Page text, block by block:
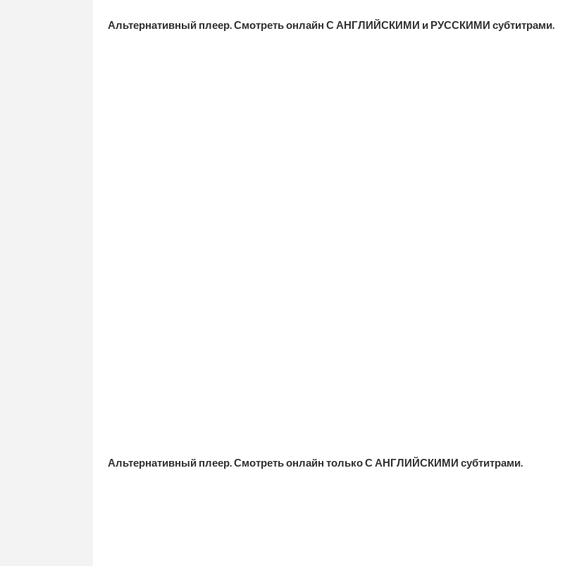
Альтернативный плеер. Смотреть онлайн С АНГЛИЙСКИМИ и РУССКИМИ субтитрами.
Альтернативный плеер. Смотреть онлайн только С АНГЛИЙСКИМИ субтитрами.